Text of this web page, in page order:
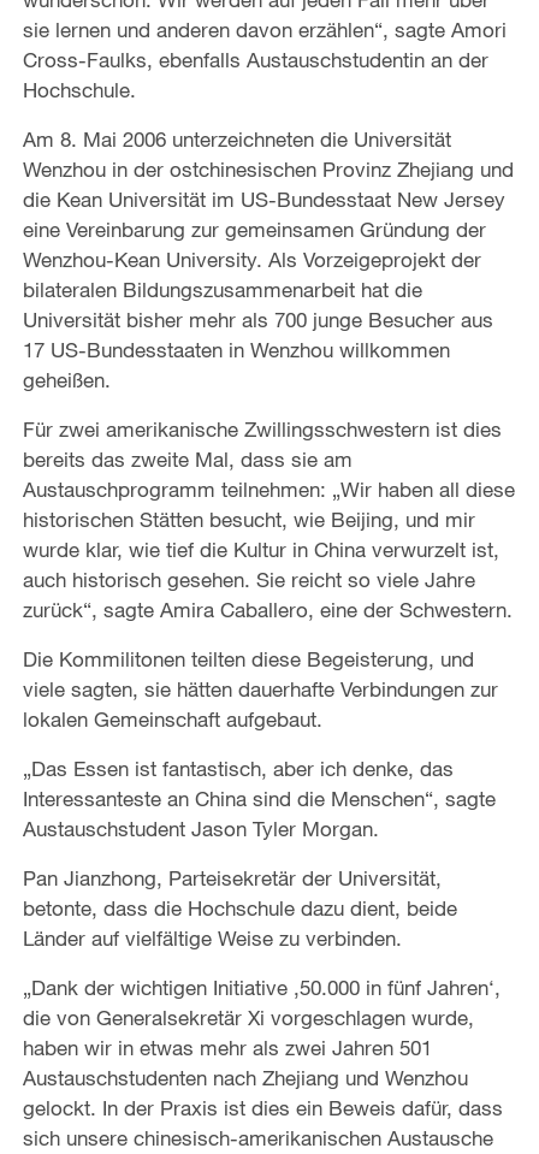
sie lernen und anderen davon erzählen“, sagte Amori
Cross-Faulks, ebenfalls Austauschstudentin an der
Hochschule.
Am 8. Mai 2006 unterzeichneten die Universität
Wenzhou in der ostchinesischen Provinz Zhejiang und
die Kean Universität im US-Bundesstaat New Jersey
eine Vereinbarung zur gemeinsamen Gründung der
Wenzhou-Kean University. Als Vorzeigeprojekt der
bilateralen Bildungszusammenarbeit hat die
Universität bisher mehr als 700 junge Besucher aus
17 US-Bundesstaaten in Wenzhou willkommen
geheißen.
Für zwei amerikanische Zwillingsschwestern ist dies
bereits das zweite Mal, dass sie am
Austauschprogramm teilnehmen: „Wir haben all diese
historischen Stätten besucht, wie Beijing, und mir
wurde klar, wie tief die Kultur in China verwurzelt ist,
auch historisch gesehen. Sie reicht so viele Jahre
zurück“, sagte Amira Caballero, eine der Schwestern.
Die Kommilitonen teilten diese Begeisterung, und
viele sagten, sie hätten dauerhafte Verbindungen zur
lokalen Gemeinschaft aufgebaut.
„Das Essen ist fantastisch, aber ich denke, das
Interessanteste an China sind die Menschen“, sagte
Austauschstudent Jason Tyler Morgan.
Pan Jianzhong, Parteisekretär der Universität,
betonte, dass die Hochschule dazu dient, beide
Länder auf vielfältige Weise zu verbinden.
„Dank der wichtigen Initiative ‚50.000 in fünf Jahren‘,
die von Generalsekretär Xi vorgeschlagen wurde,
haben wir in etwas mehr als zwei Jahren 501
Austauschstudenten nach Zhejiang und Wenzhou
gelockt. In der Praxis ist dies ein Beweis dafür, dass
sich unsere chinesisch-amerikanischen Austausche